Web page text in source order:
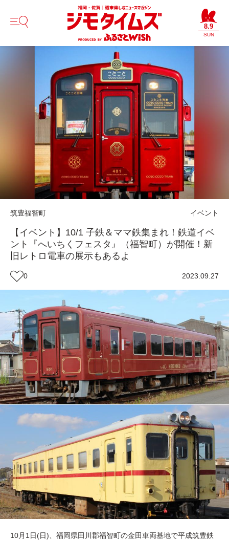
8.9
SUN
筑豊福智町 イベント
【イベント】10/1 子鉄＆ママ鉄集まれ！鉄道イベ
ント『へいちくフェスタ』（福智町）が開催！新
旧レトロ電車の展示もあるよ
0 2023.09.27
10月1日(日)、福岡県田川郡福智町の金田車両基地で平成筑豊鉄